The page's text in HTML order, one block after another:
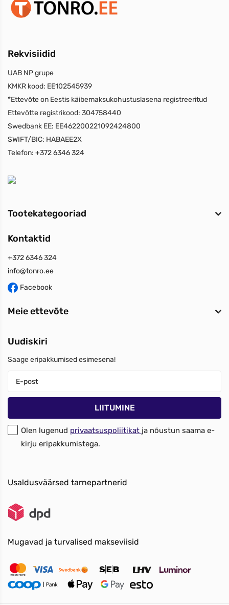
Rekvisiidid
UAB NP grupe
KMKR kood: EE102545939
*Ettevõte on Eestis käibemaksukohustuslasena registreeritud
Ettevõtte registrikood: 304758440
Swedbank EE: EE462200221092424800
SWIFT/BIC: HABAEE2X
Telefon: +372 6346 324
Tootekategooriad
Kontaktid
+372 6346 324
info@tonro.ee
Facebook
Meie ettevõte
Uudiskiri
Saage eripakkumised esimesena!
Olen lugenud privaatsuspoliitikat ja nõustun saama e-
kirju eripakkumistega.
Usaldusväärsed tarnepartnerid
Mugavad ja turvalised makseviisid